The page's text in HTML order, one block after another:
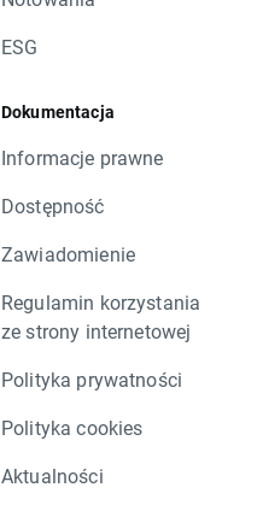
ESG
Dokumentacja
Informacje prawne
Dostępność
Zawiadomienie
Regulamin korzystania
ze strony internetowej
Polityka prywatności
Polityka cookies
Aktualności